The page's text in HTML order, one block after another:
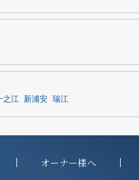
之江 新浦安 瑞江
オーナー様へ